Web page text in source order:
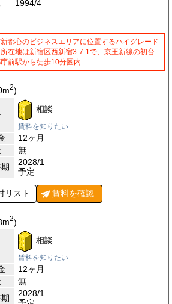
1994/4
都心のビジネスエリアに位置するハイグレード
在地は新宿区西新宿3-7-1で、京王新線の初台
前駅から徒歩10分圏内…
m2)
相談
賃料を知りたい
12ヶ月
無
2028/1
予定
リスト 賃料を確認
m2)
相談
賃料を知りたい
12ヶ月
無
2028/1